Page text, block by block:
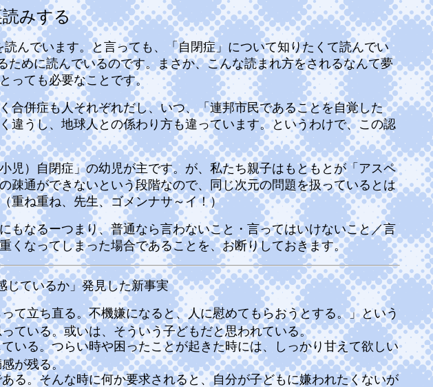
みする
読んでいます。と言っても、「自閉症」について知りたくて読んでい
めに読んでいるのです。まさか、こんな読まれ方をされるなんて夢
っても必要なことです。
合併症も人それぞれだし、いつ、「連邦市民であることを自覚した
違うし、地球人との係わり方も違っています。というわけで、この認
児）自閉症」の幼児が主です。が、私たち親子はもともとが「アスペ
疎通ができないという段階なので、同じ次元の問題を扱っているとは
重ね重ね、先生、ゴメンナサ～イ！）
もなるーつまり、普通なら言わないこと・言ってはいけないこと／言
くなってしまった場合であることを、お断りしておきます。
じているか」発見した新事実
て立ち直る。不機嫌になると、人に慰めてもらおうとする。」という
ている。或いは、そういう子どもだと思われている。
いる。つらい時や困ったことが起きた時には、しっかり甘えて欲しい
が残る。
る。そんな時に何か要求されると、自分が子どもに嫌われたくないが